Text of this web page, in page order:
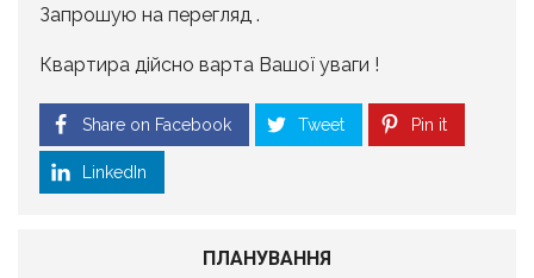
Запрошую на перегляд .
Квартира дійсно варта Вашої уваги !
Share on Facebook Tweet Pin it
LinkedIn
ПЛАНУВАННЯ